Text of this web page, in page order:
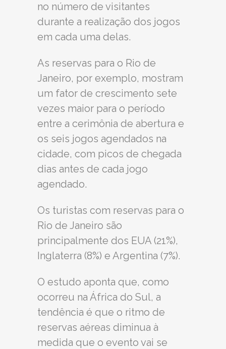
no número de visitantes
durante a realização dos jogos
em cada uma delas.
As reservas para o Rio de
Janeiro, por exemplo, mostram
um fator de crescimento sete
vezes maior para o período
entre a cerimônia de abertura e
os seis jogos agendados na
cidade, com picos de chegada
dias antes de cada jogo
agendado.
Os turistas com reservas para o
Rio de Janeiro são
principalmente dos EUA (21%),
Inglaterra (8%) e Argentina (7%).
O estudo aponta que, como
ocorreu na África do Sul, a
tendência é que o ritmo de
reservas aéreas diminua à
medida que o evento vai se